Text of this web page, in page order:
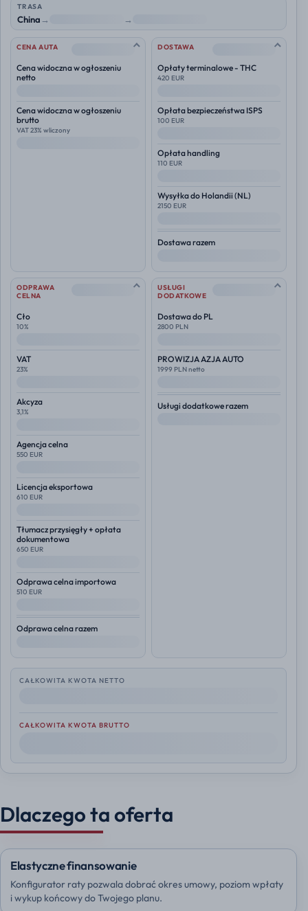
TRASA
China→ →
CENA AUTA --
Cena widoczna w ogłoszeniu
netto
Cena widoczna w ogłoszeniu
brutto
VAT 23% wliczony
DOSTAWA --
Opłaty terminalowe - THC
420 EUR
Opłata bezpieczeństwa ISPS
100 EUR
Opłata handling
110 EUR
Wysyłka do Holandii (NL)
2150 EUR
Dostawa razem
ODPRAWA
CELNA
--
Cło
10%
VAT
23%
Akcyza
3,1%
Agencja celna
550 EUR
Licencja eksportowa
610 EUR
Tłumacz przysięgły + opłata
dokumentowa
650 EUR
Odprawa celna importowa
510 EUR
Odprawa celna razem
USŁUGI
DODATKOWE
--
Dostawa do PL
2800 PLN
PROWIZJA AZJA AUTO
1999 PLN netto
Usługi dodatkowe razem
CAŁKOWITA KWOTA NETTO
CAŁKOWITA KWOTA BRUTTO
Dlaczego ta oferta
Elastyczne finansowanie
Konfigurator raty pozwala dobrać okres umowy, poziom wpłaty
i wykup końcowy do Twojego planu.